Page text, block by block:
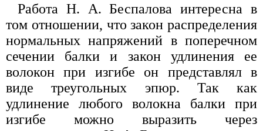
Работа Н. А. Беспалова интересна в
том отношении, что закон распределения
нормальных напряжений в поперечном
сечении балки и закон удлинения ее
волокон при изгибе он представлял в
виде треугольных эпюр. Так как
удлинение любого волокна балки при
изгибе можно выразить через